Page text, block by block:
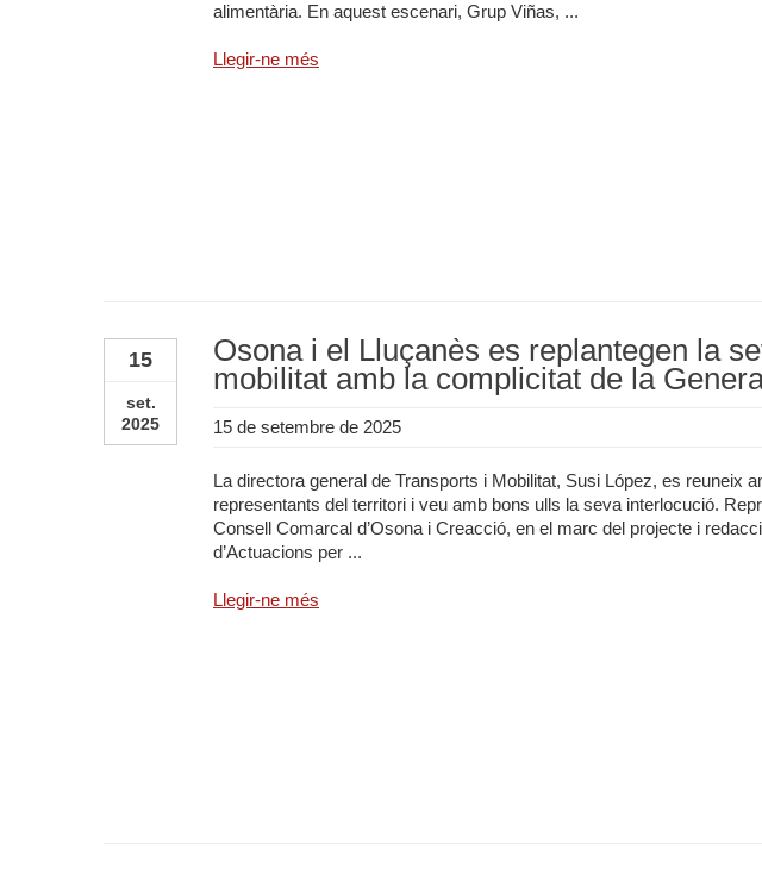
alimentària. En aquest escenari, Grup Viñas, ...
Llegir-ne més
15
set.
2025
Osona i el Lluçanès es replantegen la
mobilitat amb la complicitat de la
15 de setembre de 2025
La directora general de Transports i Mobilitat, Susi López, es reuneix
representants del territori i veu amb bons ulls la seva interlocució.
Consell Comarcal d’Osona i Creacció, en el marc del projecte i
d’Actuacions per ...
Llegir-ne més